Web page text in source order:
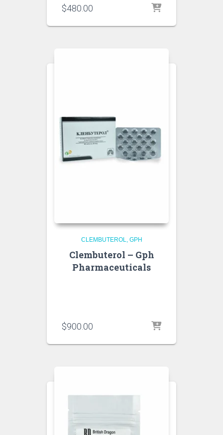
$480.00
CLEMBUTEROL GPH
Clembuterol – Gph
Pharmaceuticals
$900.00